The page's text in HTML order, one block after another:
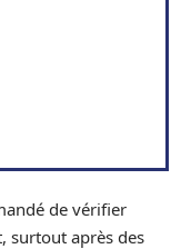
de vérifier
surtout après des